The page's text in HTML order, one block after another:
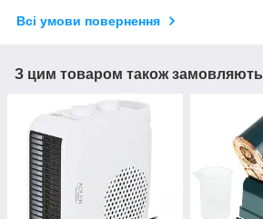
Всі умови повернення
З цим товаром також замовляють